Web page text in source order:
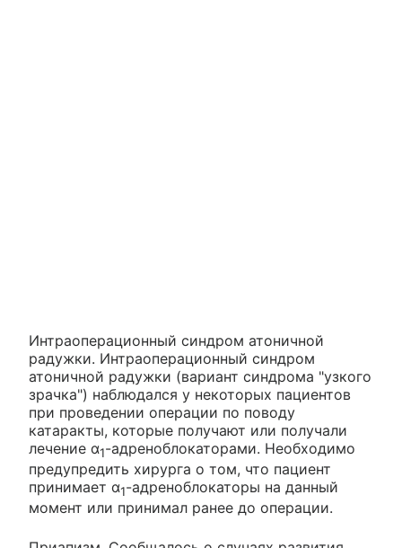
Интраоперационный синдром атоничной
радужки. Интраоперационный синдром
атоничной радужки (вариант синдрома "узкого
зрачка") наблюдался у некоторых пациентов
при проведении операции по поводу
катаракты, которые получают или получали
лечение α1-адреноблокаторами. Необходимо
предупредить хирурга о том, что пациент
принимает α1-адреноблокаторы на данный
момент или принимал ранее до операции.